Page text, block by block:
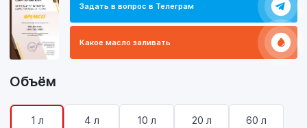
Задать в вопрос в Телеграм
Какое масло заливать
Объём
1 л 4 л 10 л 20 л 60 л